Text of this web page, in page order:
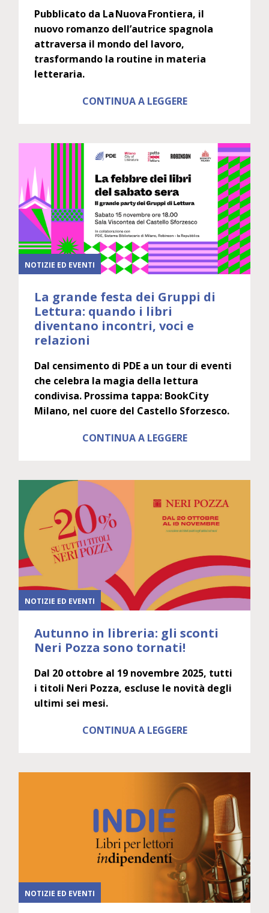
Pubblicato da La Nuova Frontiera, il
nuovo romanzo dell’autrice spagnola
attraversa il mondo del lavoro,
trasformando la routine in materia
letteraria.
CONTINUA A LEGGERE
NOTIZIE ED EVENTI
La grande festa dei Gruppi di
Lettura: quando i libri
diventano incontri, voci e
relazioni
Dal censimento di PDE a un tour di eventi
che celebra la magia della lettura
condivisa. Prossima tappa: BookCity
Milano, nel cuore del Castello Sforzesco.
CONTINUA A LEGGERE
NOTIZIE ED EVENTI
Autunno in libreria: gli sconti
Neri Pozza sono tornati!
Dal 20 ottobre al 19 novembre 2025, tutti
i titoli Neri Pozza, escluse le novità degli
ultimi sei mesi.
CONTINUA A LEGGERE
NOTIZIE ED EVENTI